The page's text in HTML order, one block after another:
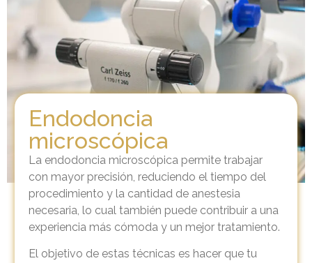
Endodoncia
microscópica
La endodoncia microscópica permite trabajar
con mayor precisión, reduciendo el tiempo del
procedimiento y la cantidad de anestesia
necesaria, lo cual también puede contribuir a una
experiencia más cómoda y un mejor tratamiento.
El objetivo de estas técnicas es hacer que tu